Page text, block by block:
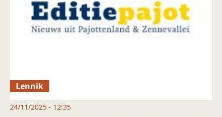
Lennik
24/11/2025 - 12:35